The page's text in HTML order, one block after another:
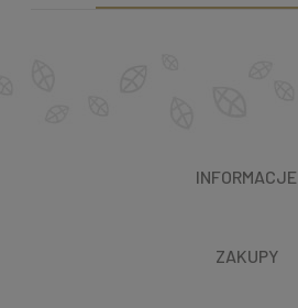
INFORMACJE
ZAKUPY